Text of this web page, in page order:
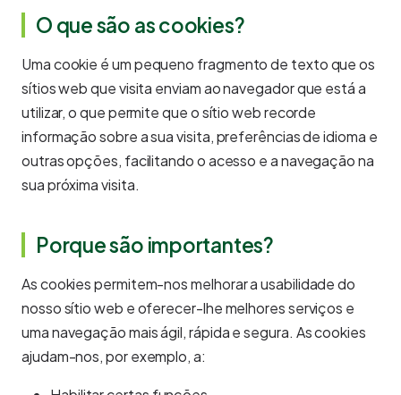
O que são as cookies?
Uma cookie é um pequeno fragmento de texto que os
sítios web que visita enviam ao navegador que está a
utilizar, o que permite que o sítio web recorde
informação sobre a sua visita, preferências de idioma e
outras opções, facilitando o acesso e a navegação na
sua próxima visita.
Porque são importantes?
As cookies permitem-nos melhorar a usabilidade do
nosso sítio web e oferecer-lhe melhores serviços e
uma navegação mais ágil, rápida e segura. As cookies
ajudam-nos, por exemplo, a: